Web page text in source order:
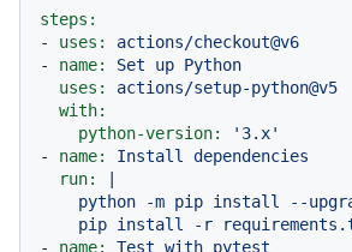
steps:
-
uses:
actions/checkout@v6
-
name: Set up Python
uses:
actions/setup-python@v5
with:
python-version:
'3.x'
-
name: Install
dependencies
run:
-
name: Test with pytest